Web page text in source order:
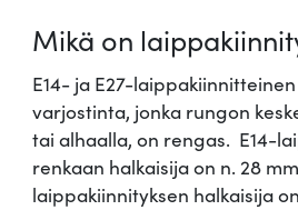
Mikä on
E14- ja E27-
varjostinta, jonka rungon
tai alhaalla, on rengas. E14-
renkaan halkaisija on n. 28
laippakiinnityksen halkaisija